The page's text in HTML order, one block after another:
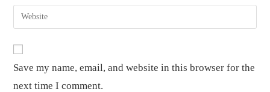
comment
email
address
Enter
your
URL
(optional)
Save my name, email, and website in this browser for the
next time I comment.